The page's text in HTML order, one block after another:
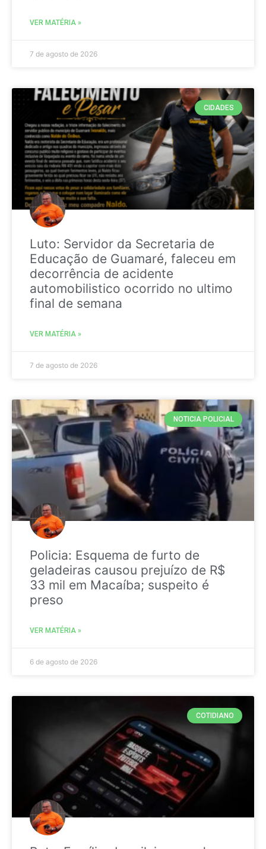
VER MATÉRIA »
7 de agosto de 2026
CIDADES
Luto: Servidor da Secretaria de
Educação de Guamaré, faleceu em
decorrência de acidente
automobilistico ocorrido no ultimo
final de semana
VER MATÉRIA »
7 de agosto de 2026
NOTICIA POLICIAL
Policia: Esquema de furto de
geladeiras causou prejuízo de R$
33 mil em Macaíba; suspeito é
preso
VER MATÉRIA »
6 de agosto de 2026
COTIDIANO